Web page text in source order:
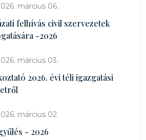
március 06.
felhívás civil szervezetek
-2026
március 03.
2026. évi téli igazgatási
március 02.
- 2026